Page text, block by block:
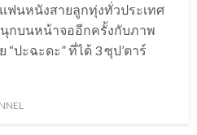
ฟนหนังสายลูกทุ่งทั่วประเทศ
กบนหน้าจออีกครั้งกับภาพ
ปะฉะดะ” ที่ได้ 3 ซุป’ตาร์